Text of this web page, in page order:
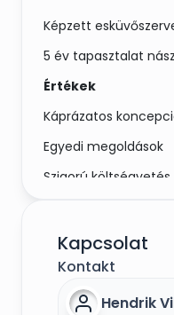
Képzett
5 év tapasztalat
Értékek
Káprázatos
Egyedi megoldások
Szigorú költségvetés
megszervezéséről
megtalálsz.
színvonalon és
Kapcsolat
Kontakt
Hendrik